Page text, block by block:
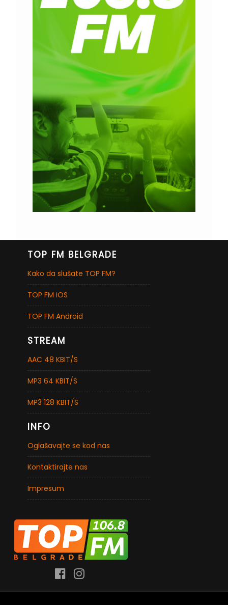
TOP FM BELGRADE
Kako da slušate TOP FM?
TOP FM iOS
TOP FM Android
STREAM
AAC 48 KBIT/S
MP3 64 KBIT/S
MP3 128 KBIT/S
INFO
Oglašavajte se kod nas
Kontaktirajte nas
Impresum